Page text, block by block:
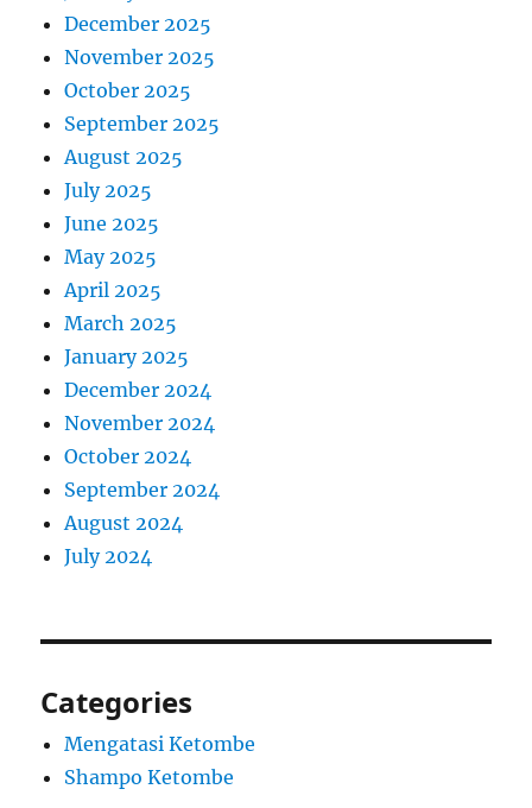
December 2025
November 2025
October 2025
September 2025
August 2025
July 2025
June 2025
May 2025
April 2025
March 2025
January 2025
December 2024
November 2024
October 2024
September 2024
August 2024
July 2024
Categories
Mengatasi Ketombe
Shampo Ketombe